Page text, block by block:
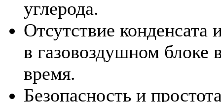
углерода.
Отсутствие конденсата
в газовоздушном блоке
время.
Безопасность и